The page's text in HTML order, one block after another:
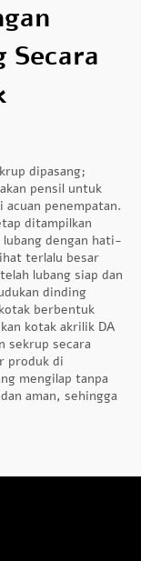
Secara
dipasang;
pensil untuk
penempatan.
ditampilkan
dengan hati-
terlalu besar
lubang siap dan
dinding
berbentuk
kotak akrilik DA
sekrup secara
produk di
mengilap tanpa
aman, sehingga